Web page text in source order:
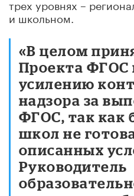
трех уровнях –
и школьном.
«В целом
Проекта ФГОС
усилению
надзора за
ФГОС, так как
школ не
описанных
Руководитель